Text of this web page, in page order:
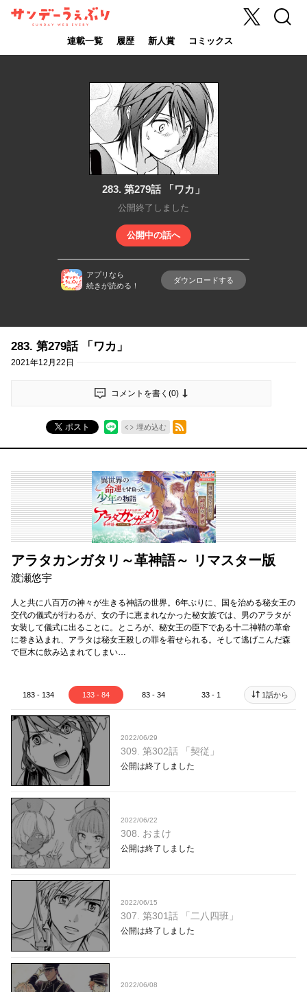
サンデーうぇ
連載一覧 履歴 新人賞 コミックス
X 検索
283. 第279話 「ワカ」
公開終了しました
公開中の話へ
アプリなら
続きが読める！
ダウンロードする
283. 第279話 「ワカ」
2021年12月22日
コメントを書く(0)
ポスト 埋め込む
RSSフィード
アラタカンガタリ～革神語～ リマスター版
渡瀬悠宇
人と共に八百万の神々が生きる神話の世界。6年ぶりに、国を治める秘女王の
交代の儀式が行わるが、女の子に恵まれなかった秘女族では、男のアラタが
女装して儀式に出ることに。ところが、秘女王の臣下である十二神鞘の革命
に巻き込まれ、アラタは秘女王殺しの罪を着せられる。そして逃げこんだ森
で巨木に飲み込まれてしまい…
183 - 134 133 - 84 83 - 34 33 - 1 1話から
2022/06/29
309. 第302話 「契従」
公開は終了しました
2022/06/22
308. おまけ
公開は終了しました
2022/06/15
307. 第301話 「二八四班」
公開は終了しました
2022/06/08